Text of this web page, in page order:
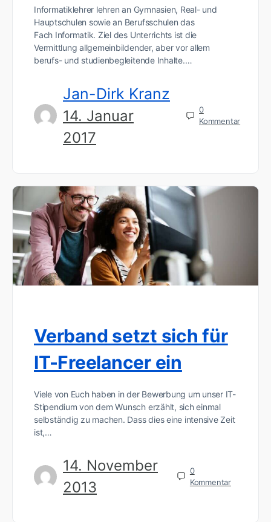
Informatiklehrer lehren an Gymnasien, Real- und
Hauptschulen sowie an Berufsschulen das
Fach Informatik. Ziel des Unterrichts ist die
Vermittlung allgemeinbildender, aber vor allem
berufs- und studienbegleitende Inhalte.…
Jan-Dirk Kranz
14. Januar
2017
0
Kommentar
Verband setzt sich für
IT-Freelancer ein
Viele von Euch haben in der Bewerbung um unser IT-
Stipendium von dem Wunsch erzählt, sich einmal
selbständig zu machen. Dass dies eine intensive Zeit
ist,…
14. November
2013
0
Kommentar